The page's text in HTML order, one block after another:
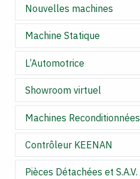
Nouvelles machines
Machine Statique
L’Automotrice
Showroom virtuel
Machines Reconditionnées
Contrôleur KEENAN
Pièces Détachées et S.A.V.